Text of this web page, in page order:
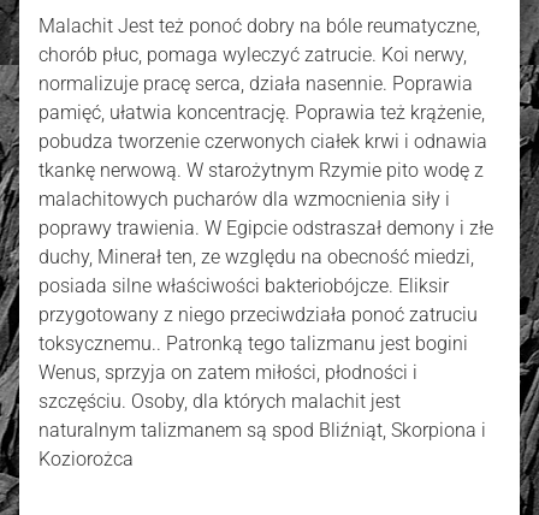
Malachit Jest też ponoć dobry na bóle reumatyczne,
chorób płuc, pomaga wyleczyć zatrucie. Koi nerwy,
normalizuje pracę serca, działa nasennie. Poprawia
pamięć, ułatwia koncentrację. Poprawia też krążenie,
pobudza tworzenie czerwonych ciałek krwi i odnawia
tkankę nerwową. W starożytnym Rzymie pito wodę z
malachitowych pucharów dla wzmocnienia siły i
poprawy trawienia. W Egipcie odstraszał demony i złe
duchy, Minerał ten, ze względu na obecność miedzi,
posiada silne właściwości bakteriobójcze. Eliksir
przygotowany z niego przeciwdziała ponoć zatruciu
toksycznemu.. Patronką tego talizmanu jest bogini
Wenus, sprzyja on zatem miłości, płodności i
szczęściu. Osoby, dla których malachit jest
naturalnym talizmanem są spod Bliźniąt, Skorpiona i
Koziorożca